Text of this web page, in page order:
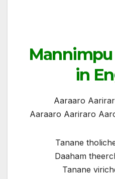
in
Aaraaro
Aaraaro Aariraro
Tanane
Daaham
Tanane